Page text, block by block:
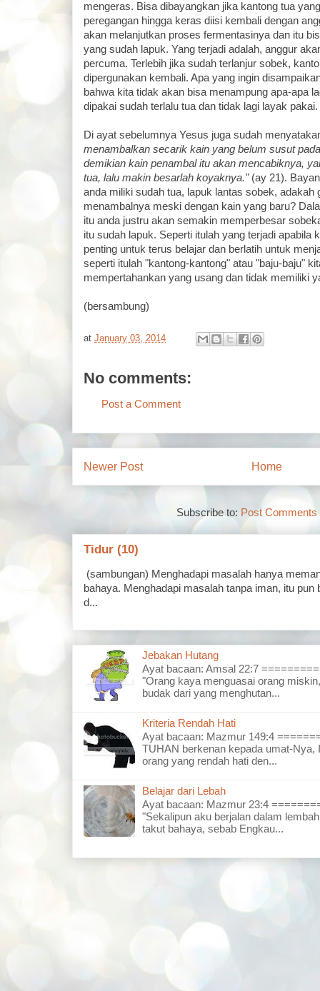
mengeras. Bisa dibayangkan jika kantong tua
peregangan hingga keras diisi kembali dengan
akan melanjutkan proses fermentasinya dan itu
yang sudah lapuk. Yang terjadi adalah, anggur
percuma. Terlebih jika sudah terlanjur sobek,
dipergunakan kembali. Apa yang ingin
bahwa kita tidak akan bisa menampung apa-apa
dipakai sudah terlalu tua dan tidak lagi layak pakai.
Di ayat sebelumnya Yesus juga sudah
menambalkan secarik kain yang belum susut
demikian kain penambal itu akan mencabiknya,
tua, lalu makin besarlah koyaknya."(ay 21).
anda miliki sudah tua, lapuk lantas sobek, adakah
menambalnya meski dengan kain yang baru?
itu anda justru akan semakin memperbesar
itu sudah lapuk. Seperti itulah yang terjadi apabila
penting untuk terus belajar dan berlatih untuk
seperti itulah "kantong-kantong" atau "baju-baju"
mempertahankan yang usang dan tidak memiliki
(bersambung)
at January 03, 2014
No comments:
Post a Comment
Newer Post Home
Subscribe to: Post Comments
Tidur (10)
(sambungan) Menghadapi masalah hanya
bahaya. Menghadapi masalah tanpa iman, itu
d...
Jebakan Hutang
Ayat bacaan: Amsal 22:7
"Orang kaya menguasai orang
budak dari yang menghutan...
Kriteria Rendah Hati
Ayat bacaan: Mazmur 149:4
TUHAN berkenan kepada umat-Nya,
orang yang rendah hati den...
Belajar dari Lebah
Ayat bacaan: Mazmur 23:4
"Sekalipun aku berjalan dalam
takut bahaya, sebab Engkau...